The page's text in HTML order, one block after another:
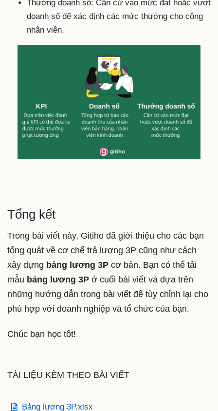
Thưởng doanh số: Căn cứ vào mức đạt hoặc vượt
doanh số để xác định các mức thưởng cho công
nhân viên.
Tổng kết
Trong bài viết này, Gitiho đã giới thiệu cho các bạn
tổng quát về cơ chế trả lương 3P cũng như cách
xây dựng bảng lương 3P cơ bản. Bạn có thể tải
mẫu bảng lương 3P ở cuối bài viết và dựa trên
những hướng dẫn trong bài viết để tùy chỉnh lại cho
phù hợp với doanh nghiệp và tổ chức của bạn.
Chúc bạn học tốt!
TÀI LIỆU KÈM THEO BÀI VIẾT
Bảng lương 3P.xlsx